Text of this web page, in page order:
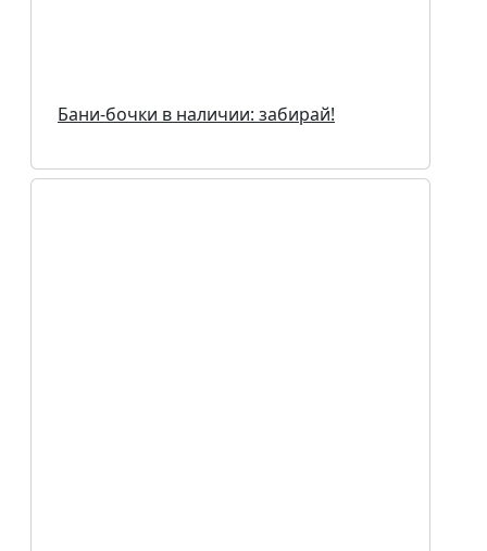
Бани-бочки в наличии: забирай!